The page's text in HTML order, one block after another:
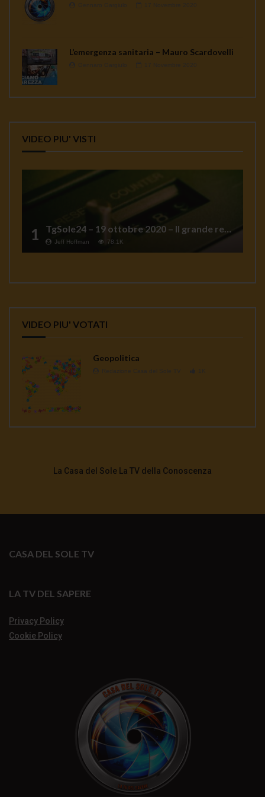
L’emergenza sanitaria – Mauro Scardovelli
VIDEO PIU' VISTI
1 TgSole24 – 19 ottobre 2020 – Il grande reset
Jeff Hoffman 78.1K
VIDEO PIU' VOTATI
Geopolitica
La Casa del Sole La TV della Conoscenza
CASA DEL SOLE TV
LA TV DEL SAPERE
Privacy Policy
Cookie Policy